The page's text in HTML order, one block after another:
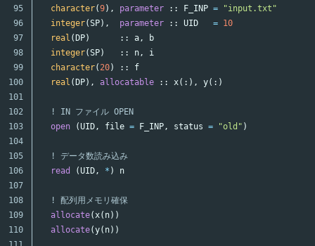
95
96
97
98
99
100
101
102
103
104
105
106
107
108
109
110
character(9), parameter :: F_INP =
"input.txt"
integer(SP), parameter :: UID = 10
real ( DP) :: a,
b
integer(SP) :: n,
i
character( 20) ::
f
real ( DP), allocatable :: x(:), y(:)
! IN ファイル OPEN
open
(UID, file = F_INP, status = "old" )
! データ数読み込み
read
(UID, * ) n
! 配列用メモリ確保
allocate(x( n))
allocate(y( n))